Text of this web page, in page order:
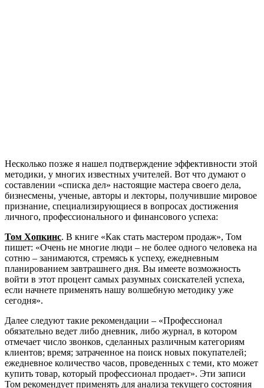
Несколько позже я нашел подтверждение эффективности этой
методики, у многих известных учителей. Вот что думают о
составлении «списка дел» настоящие мастера своего дела,
бизнесмены, ученые, авторы и лекторы, получившие мировое
признание, специализирующиеся в вопросах достижения
личного, профессионального и финансового успеха:
Том Хопкинс. В книге «Как стать мастером продаж», Том
пишет: «Очень не многие люди – не более одного человека на
сотню – занимаются, стремясь к успеху, ежедневным
планированием завтрашнего дня. Вы имеете возможность
войти в этот процент самых разумных соискателей успеха,
если начнете применять нашу волшебную методику уже
сегодня».
Далее следуют такие рекомендации – «Профессионал
обязательно ведет либо дневник, либо журнал, в котором
отмечает число звонков, сделанных различным категориям
клиентов; время; затраченное на поиск новых покупателей;
ежедневное количество часов, проведенных с теми, кто может
купить товар, который профессионал продает». Эти записи
Том рекомендует применять для анализа текущего состояния